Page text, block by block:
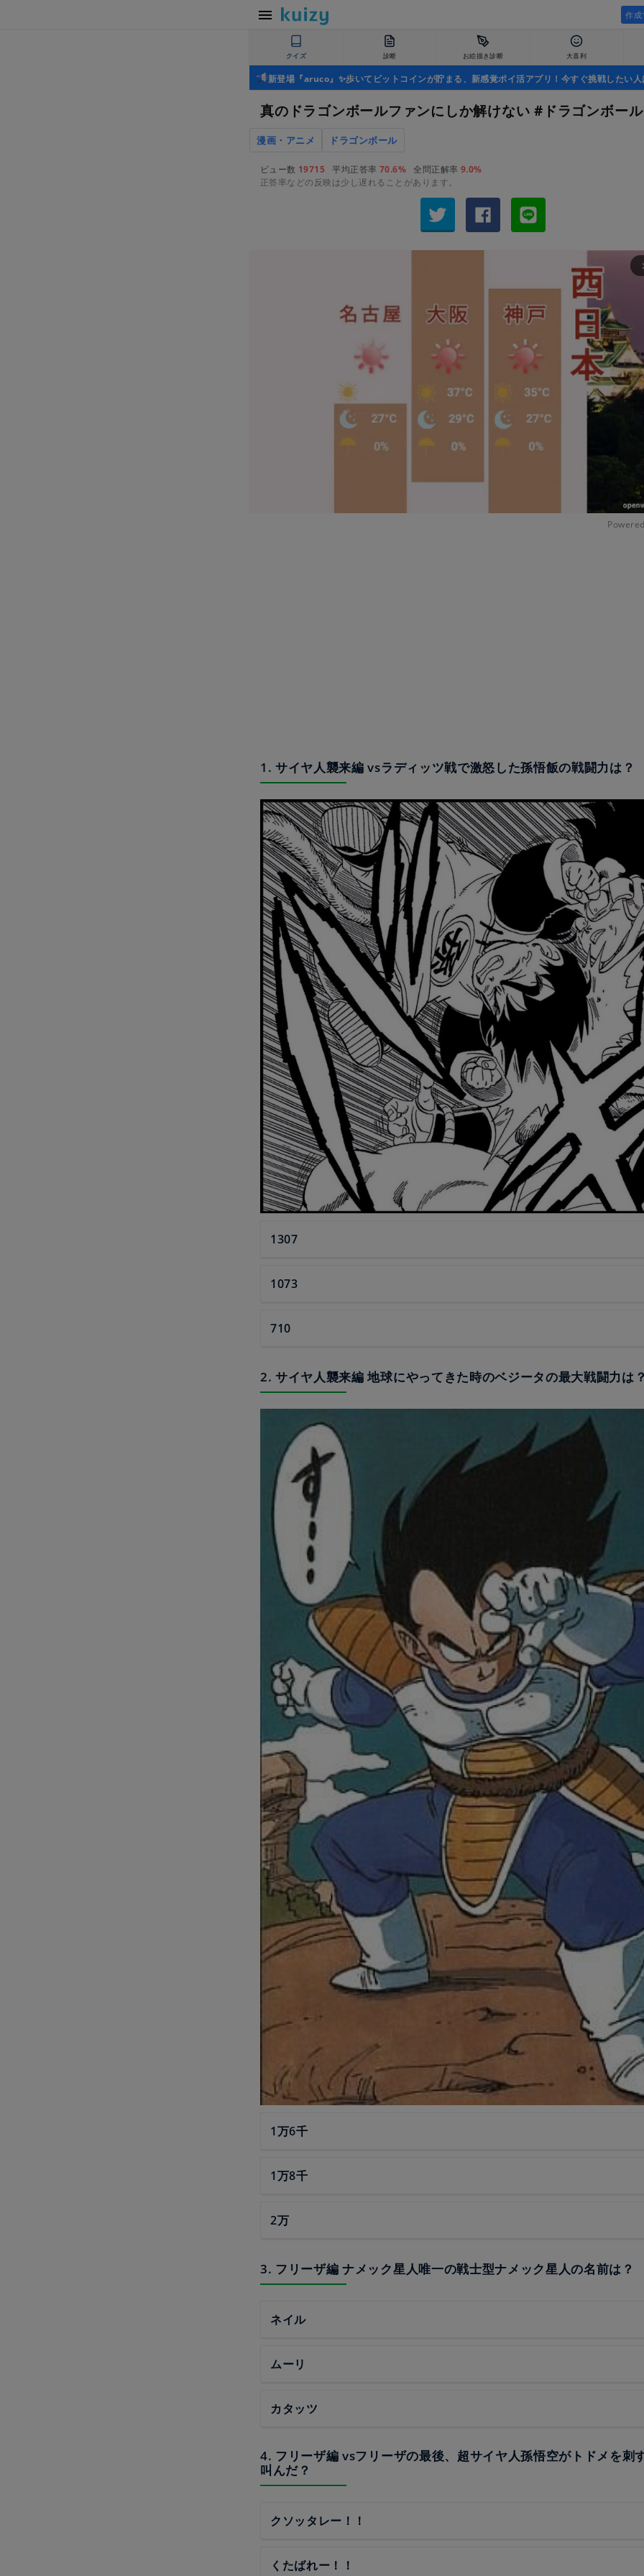
作成
クイズ 診断 お絵描き診断 大喜利
新登場『aruco』✨歩いてビットコインが貯まる、新感覚ポイ活アプリ！今すぐ挑戦したい人
真のドラゴンボールファンにしか解けない #ドラゴンボー
漫画・アニメ ドラゴンボール
ビュー数 19715 平均正答率 70.6% 全問正解率 9.0%
正答率などの反映は少し遅れることがあります。
1. サイヤ人襲来編 vsラディッツ戦で激怒した孫悟飯の戦闘力は？
1307
1073
710
2. サイヤ人襲来編 地球にやってきた時のベジータの最大戦闘力は
1万6千
1万8千
2万
3. フリーザ編 ナメック星人唯一の戦士型ナメック星人の名前は？
ネイル
ムーリ
カタッツ
4. フリーザ編 vsフリーザの最後、超サイヤ人孫悟空がトドメを刺
叫んだ？
クソッタレー！！
くたばれー！！